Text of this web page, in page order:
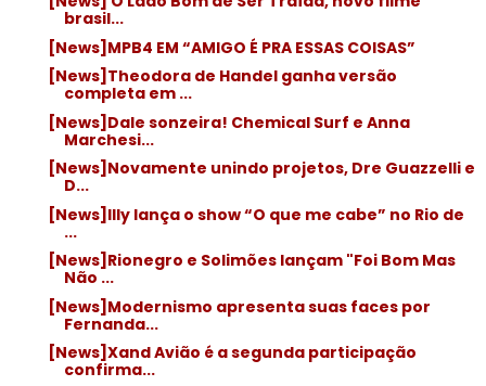
brasil...
[News]MPB4 EM “AMIGO É PRA ESSAS COISAS”
[News]Theodora de Handel ganha versão
completa em ...
[News]Dale sonzeira! Chemical Surf e Anna
Marchesi...
[News]Novamente unindo projetos, Dre Guazzelli e
D...
[News]Illy lança o show “O que me cabe” no Rio de
...
[News]Rionegro e Solimões lançam "Foi Bom Mas
Não ...
[News]Modernismo apresenta suas faces por
Fernanda...
[News]Xand Avião é a segunda participação
confirma...